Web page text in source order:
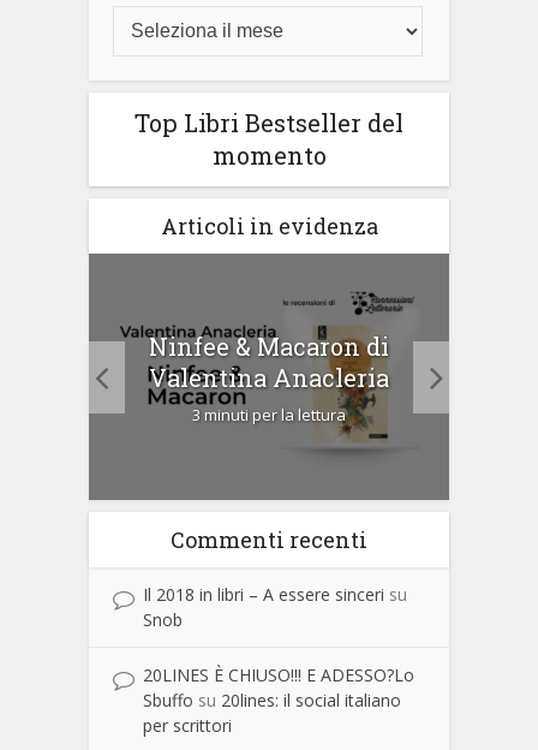
Top Libri Bestseller del
momento
Articoli in evidenza
Ninfee & Macaron di
Valentina Anacleria
3 minuti per la lettura
Commenti recenti
Il 2018 in libri – A essere sinceri su
Snob
20LINES È CHIUSO!!! E ADESSO?Lo
Sbuffo su 20lines: il social italiano
per scrittori